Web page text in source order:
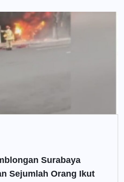
Surabaya
Sejumlah Orang Ikut